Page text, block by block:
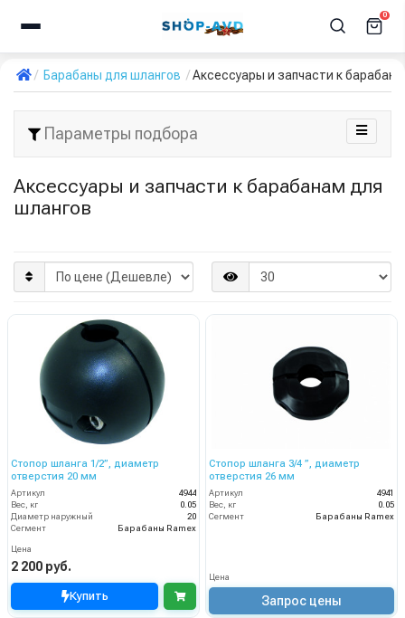
0
Барабаны для шлангов Аксессуары и запчасти к
Параметры подбора
Аксессуары и запчасти к барабанам для
шлангов
Стопор шланга 1/2”, диаметр
отверстия 20 мм
Артикул
4944
Вес, кг
0.05
Диаметр наружный
20
Сегмент
Барабаны Ramex
Цена
2 200 руб.
Купить
Стопор шланга 3/4 ”, диаметр
отверстия 26 мм
Артикул
4941
Вес, кг
0.05
Сегмент
Барабаны Ramex
Цена
Запрос цены